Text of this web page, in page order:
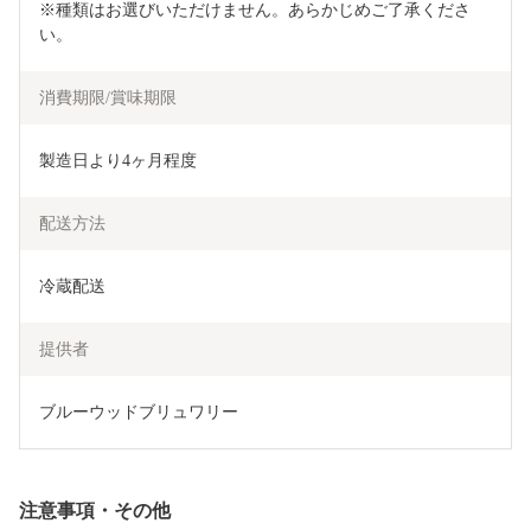
※種類はお選びいただけません。あらかじめご了承くださ
い。
消費期限/賞味期限
製造日より4ヶ月程度
配送方法
冷蔵配送
提供者
ブルーウッドブリュワリー
注意事項・その他